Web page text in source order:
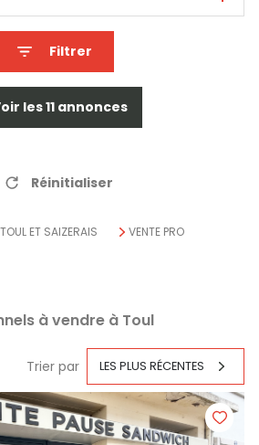
Filtrer
les11annonces
Réinitialiser
ET SAIZERAIS
VENTE PRO
à vendre à Toul
Trier par LES PLUS RÉCENTES